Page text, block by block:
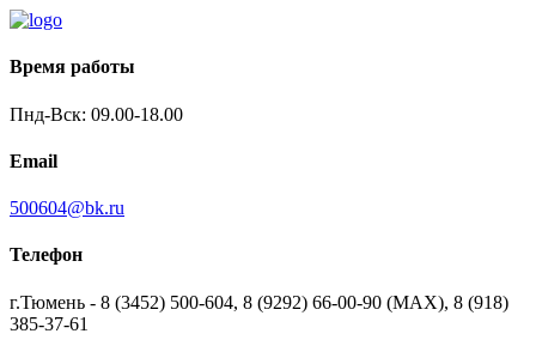
Время работы
Пнд-Вск: 09.00-18.00
Email
500604@bk.ru
Телефон
г.Тюмень - 8 (3452) 500-604, 8 (9292) 66-00-90 (MAX), 8 (918)
385-37-61